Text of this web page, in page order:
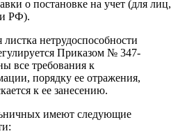
о постановке на учет (для лиц,
РФ).
нетрудоспособности
Приказом № 347-
все требования к
порядку ее отражения,
к ее занесению.
имеют следующие